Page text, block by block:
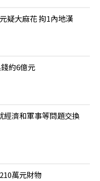
疑大麻花 拘1內地漢
約6億元
經濟和軍事等問題交換
萬元財物